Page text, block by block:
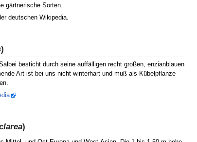
gärtnerische Sorten.
deutschen Wikipedia.
)
besticht durch seine auffälligen recht großen, enzianblauen
Art ist bei uns nicht winterhart und muß als Kübelpflanze
)